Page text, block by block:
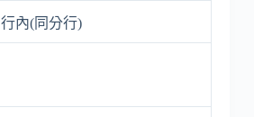
行內(同分行)